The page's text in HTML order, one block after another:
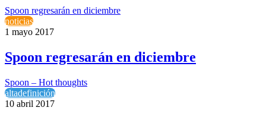
Spoon regresarán en diciembre
noticias
1 mayo 2017
Spoon regresarán en diciembre
Spoon – Hot thoughts
altadefinición
10 abril 2017